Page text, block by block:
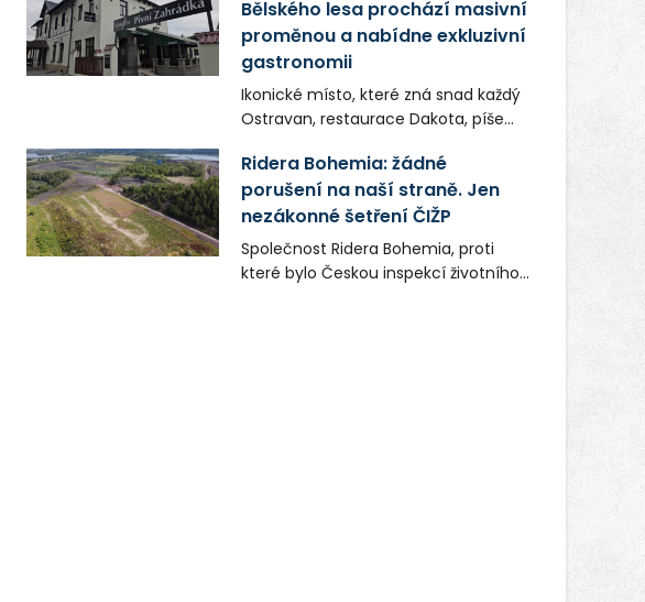
Bělského lesa prochází masivní
proměnou a nabídne exkluzivní
gastronomii
Ikonické místo, které zná snad každý
Ostravan, restaurace Dakota, píše
společnost Dang Investment Group
s.r.o. investuje do projektu přes 50
milionů korun. Cílem je přinést
Ostravě dva špičkové gastronomické
koncepty, které v regionu dosud
chyběly, luxusní středomořskou
Ridera Bohemia: žádné
porušení na naší straně. Jen
nezákonné šetření ČIŽP
Společnost Ridera Bohemia, proti
které bylo Českou inspekcí životního